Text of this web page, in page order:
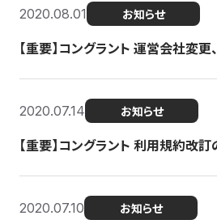
2020.08.01 お知らせ
【重要】コングラント 運営会社変
2020.07.14 お知らせ
【重要】コングラント 利用規約改
2020.07.10 お知らせ